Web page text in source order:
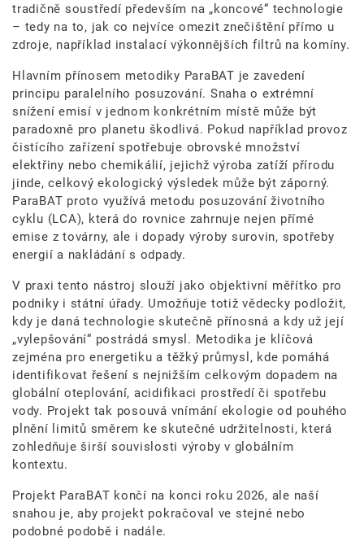
tradičně soustředí především na „koncové“ technologie
– tedy na to, jak co nejvíce omezit znečištění přímo u
zdroje, například instalací výkonnějších filtrů na komíny.
Hlavním přínosem metodiky ParaBAT je zavedení
principu paralelního posuzování. Snaha o extrémní
snížení emisí v jednom konkrétním místě může být
paradoxně pro planetu škodlivá. Pokud například provoz
čistícího zařízení spotřebuje obrovské množství
elektřiny nebo chemikálií, jejichž výroba zatíží přírodu
jinde, celkový ekologický výsledek může být záporný.
ParaBAT proto využívá metodu posuzování životního
cyklu (LCA), která do rovnice zahrnuje nejen přímé
emise z továrny, ale i dopady výroby surovin, spotřeby
energií a nakládání s odpady.
V praxi tento nástroj slouží jako objektivní měřítko pro
podniky i státní úřady. Umožňuje totiž vědecky podložit,
kdy je daná technologie skutečně přínosná a kdy už její
„vylepšování“ postrádá smysl. Metodika je klíčová
zejména pro energetiku a těžký průmysl, kde pomáhá
identifikovat řešení s nejnižším celkovým dopadem na
globální oteplování, acidifikaci prostředí či spotřebu
vody. Projekt tak posouvá vnímání ekologie od pouhého
plnění limitů směrem ke skutečné udržitelnosti, která
zohledňuje širší souvislosti výroby v globálním
kontextu.
Projekt ParaBAT končí na konci roku 2026, ale naší
snahou je, aby projekt pokračoval ve stejné nebo
podobné podobě i nadále.